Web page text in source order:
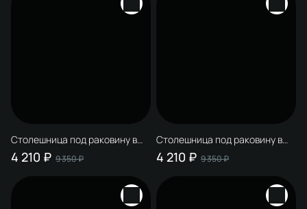
Столешница под раковину в
ванную STWORKI Монтре 120
белая, МДФ, с отверстием
4 210 ₽ 9 350 ₽
Столешница под раковину в
ванную STWORKI Монтре 120
белая, МДФ, с отверстием по
4 210 ₽ 9 350 ₽